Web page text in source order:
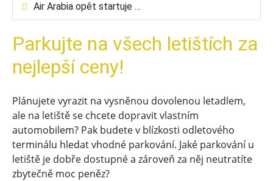
Air Arabia opět startuje z Vídně: čtyři přímé lety týdně do Sharjah
Jaké jsou nejpodstatnější informace o vídeňském letišti?
Kam s repelentem do letadla? Pravidla letiště-Vídeň
Parkujte na všech letištích za
nejlepší ceny!
Plánujete vyrazit na vysněnou dovolenou letadlem,
ale na letiště se chcete dopravit vlastním
automobilem? Pak budete v blízkosti odletového
terminálu hledat vhodné parkování. Jaké parkování u
letiště je dobře dostupné a zároveň za něj neutratíte
zbytečně moc peněz?